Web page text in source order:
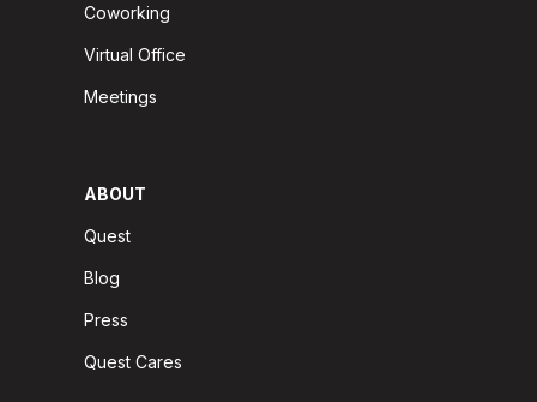
Coworking
Virtual Office
Meetings
ABOUT
Quest
Blog
Press
Quest Cares